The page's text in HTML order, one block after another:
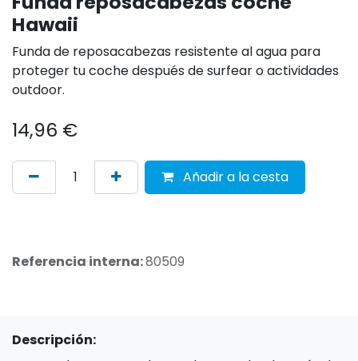
Hawaii
Funda de reposacabezas resistente al agua para
proteger tu coche después de surfear o actividades
outdoor.
14,96 €
Añadir a la cesta
Referencia interna:80509
Descripción: